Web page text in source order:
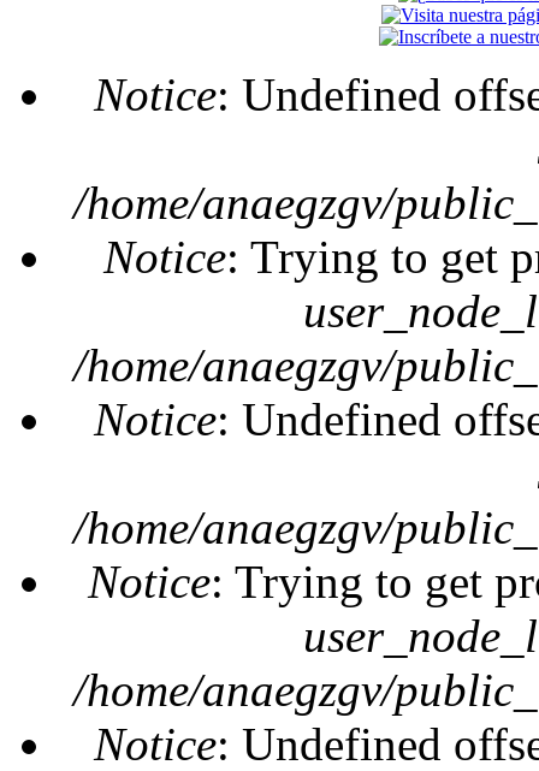
Mensaje de error
Notice: Undefined
/home/anaegzgv/
Notice: Trying to get
/home/anaegzgv/
Notice: Undefined
/home/anaegzgv/
Notice: Trying to get
/home/anaegzgv/
Notice: Undefined